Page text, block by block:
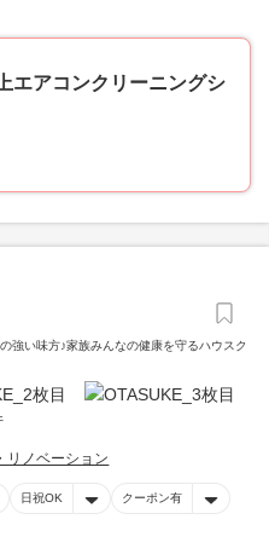
エアコンクリーニングシ
強い味方♪家族みんなの健康を守るハウスク
リノベーション
日祝OK クーポン有